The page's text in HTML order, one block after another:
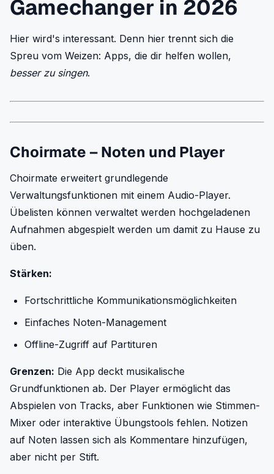
Gamechanger in 2026
Hier wird's interessant. Denn hier trennt sich die
Spreu vom Weizen: Apps, die dir helfen wollen,
besser zu singen.
Choirmate – Noten und Player
Choirmate erweitert grundlegende
Verwaltungsfunktionen mit einem Audio-Player.
Übelisten können verwaltet werden hochgeladenen
Aufnahmen abgespielt werden um damit zu Hause zu
üben.
Stärken:
Fortschrittliche Kommunikationsmöglichkeiten
Einfaches Noten-Management
Offline-Zugriff auf Partituren
Grenzen: Die App deckt musikalische
Grundfunktionen ab. Der Player ermöglicht das
Abspielen von Tracks, aber Funktionen wie Stimmen-
Mixer oder interaktive Übungstools fehlen. Notizen
auf Noten lassen sich als Kommentare hinzufügen,
aber nicht per Stift.